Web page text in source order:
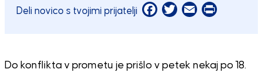
Deli novico s tvojimi prijatelji Facebook
Twitter
EmailPrint
Do konflikta v prometu je prišlo v petek nekaj po 18.